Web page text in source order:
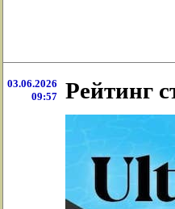
03.06.2026
09:57
Рейтинг